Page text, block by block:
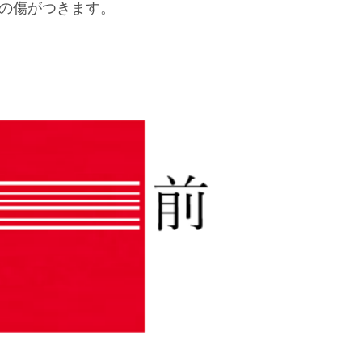
傷がつきます。